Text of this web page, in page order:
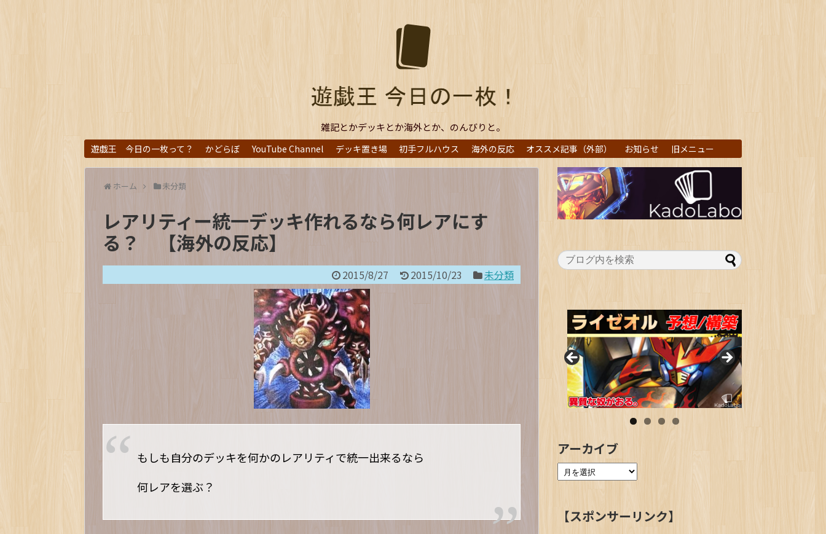
雑記とかデッキとか海外とか、のんびりと。
遊戯王 今日の一枚って？ かどらぼ YouTube Channel デッキ置き場 初手フルハウス 海外の反応 オススメ記事（外部） お知らせ 旧メニュー
ホーム 未分類
レアリティー統一デッキ作れるなら何レアにす
る？ 【海外の反応】
2015/8/27 2015/10/23 未分類
もしも自分のデッキを何かのレアリティで統一出来るなら
何レアを選ぶ？
アーカイブ
【スポンサーリンク】